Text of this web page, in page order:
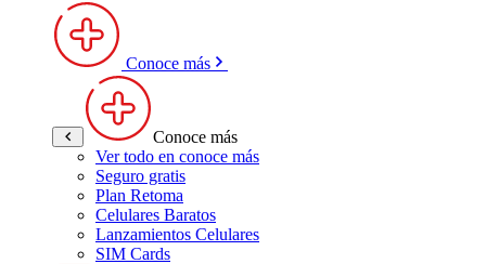
Conoce más
Conoce más
Ver todo en conoce más
Seguro gratis
Plan Retoma
Celulares Baratos
Lanzamientos Celulares
SIM Cards